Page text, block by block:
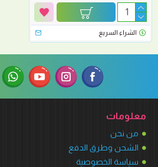
الشراء السريع
معلومات
من نحن
الشحن وطرق الدفع
سياسة الخصوصية